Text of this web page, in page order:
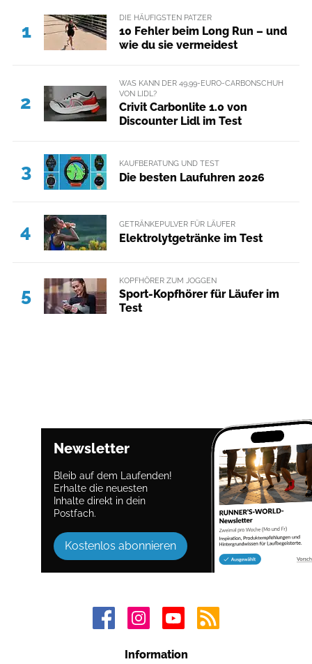
1
DIE HÄUFIGSTEN PATZER
10 Fehler beim Long Run – und
wie du sie vermeidest
2
WAS KANN DER 49,99-EURO-CARBONSCHUH
VON LIDL?
Crivit Carbonlite 1.0 von
Discounter Lidl im Test
3 KAUFBERATUNG UND TEST
Die besten Laufuhren 2026
4 GETRÄNKEPULVER FÜR LÄUFER
Elektrolytgetränke im Test
5
KOPFHÖRER ZUM JOGGEN
Sport-Kopfhörer für Läufer im
Test
Newsletter
Bleib auf dem Laufenden!
Erhalte die neuesten
Inhalte direkt in dein
Postfach.
Kostenlos abonnieren
Information